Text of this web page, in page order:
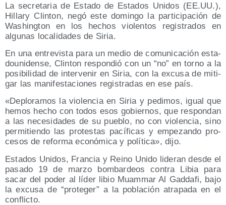
La secre­ta­ria de Esta­do de Esta­dos Uni­dos (EE.UU.),
Hillary Clin­ton, negó este domin­go la par­ti­ci­pa­ción de
Washing­ton en los hechos vio­len­tos regis­tra­dos en
algu­nas loca­li­da­des de Siria.
En una entre­vis­ta para un medio de comu­ni­ca­ción esta­
dou­ni­den­se, Clin­ton res­pon­dió con un “no” en torno a la
posi­bi­li­dad de inter­ve­nir en Siria, con la excu­sa de miti­
gar las mani­fes­ta­cio­nes regis­tra­das en ese país.
«Deplo­ra­mos la vio­len­cia en Siria y pedi­mos, igual que
hemos hecho con todos esos gobier­nos, que res­pon­dan
a las nece­si­da­des de su pue­blo, no con vio­len­cia, sino
per­mi­tien­do las pro­tes­tas pací­fi­cas y empe­zan­do pro­
ce­sos de refor­ma eco­nó­mi­ca y polí­ti­ca», dijo.
Esta­dos Uni­dos, Fran­cia y Rei­no Uni­do lide­ran des­de el
pasa­do 19 de mar­zo bom­bar­deos con­tra Libia para
sacar del poder al líder libio Muam­mar Al Gad­da­fi, bajo
la excu­sa de “pro­te­ger” a la pobla­ción atra­pa­da en el
conflicto.